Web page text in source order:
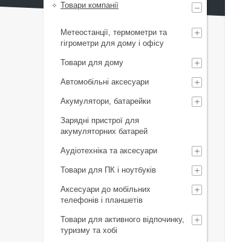
Товари компанії
Метеостанції, термометри та
гігрометри для дому і офісу
Товари для дому
Автомобільні аксесуари
Акумулятори, батарейки
Зарядні пристрої для
акумуляторних батарей
Аудіотехніка та аксесуари
Товари для ПК і ноутбуків
Аксесуари до мобільних
телефонів і планшетів
Товари для активного відпочинку,
туризму та хобі